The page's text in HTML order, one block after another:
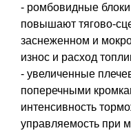
- ромбовидные
повышают тягово-
заснеженном и
износ и расход
- увеличенные
поперечными
интенсивность
управляемость при